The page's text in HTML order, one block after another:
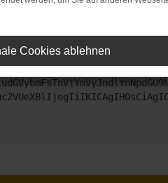
versuchen, das Problem zu
Cookies ablehnen